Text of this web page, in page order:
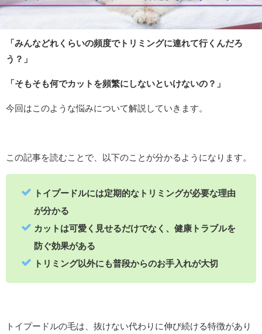
「みんなどれくらいの頻度でトリミングに連れて行くんだろ
う？」
「そもそも何でカットを頻繁にしないといけないの？」
今回はこのような悩みについて解説していきます。
この記事を読むことで、以下のことが分かるようになります。
トイプードルには定期的なトリミングが必要な理由
が分かる
カットは可愛く見せるだけでなく、健康トラブルを
防ぐ効果がある
トリミング以外にも普段からのお手入れが大切
トイプードルの毛は、抜けない代わりに伸び続ける特徴があり